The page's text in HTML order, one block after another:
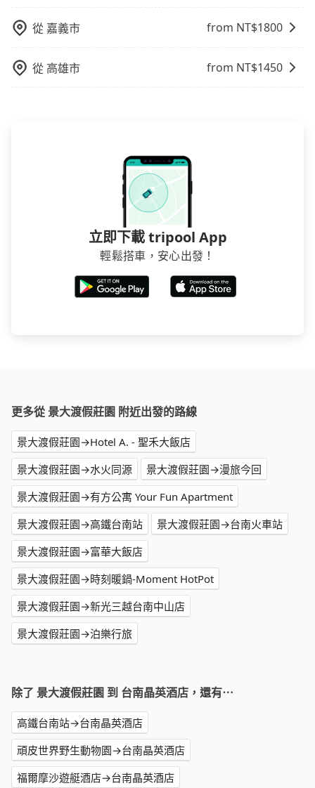
從 嘉義市 from NT$1800
從 高雄市 from NT$1450
立即下載 tripool App
輕鬆搭車，安心出發！
更多從 景大渡假莊園 附近出發的路線
景大渡假莊園→Hotel A. - 聖禾大飯店
景大渡假莊園→水火同源
景大渡假莊園→漫旅今回
景大渡假莊園→有方公寓 Your Fun Apartment
景大渡假莊園→高鐵台南站
景大渡假莊園→台南火車站
景大渡假莊園→富華大飯店
景大渡假莊園→時刻暖鍋-Moment HotPot
景大渡假莊園→新光三越台南中山店
景大渡假莊園→泊樂行旅
除了 景大渡假莊園 到 台南晶英酒店，還有⋯
高鐵台南站→台南晶英酒店
頑皮世界野生動物園→台南晶英酒店
福爾摩沙遊艇酒店→台南晶英酒店